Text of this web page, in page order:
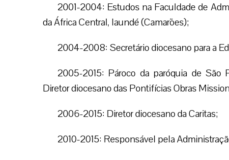
2001-2004: Estudos na Faculdade de
da África Central, Iaundé (Camarões);
2004-2008: Secretário diocesano para a
2005-2015: Pároco da paróquia de São
Diretor diocesano das Pontifícias Obras
2006-2015: Diretor diocesano da Caritas;
2010-2015: Responsável pela